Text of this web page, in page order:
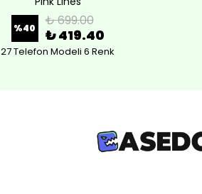
%40 ₺ 699.00
₺ 419.40
27 Telefon Modeli 6 Renk